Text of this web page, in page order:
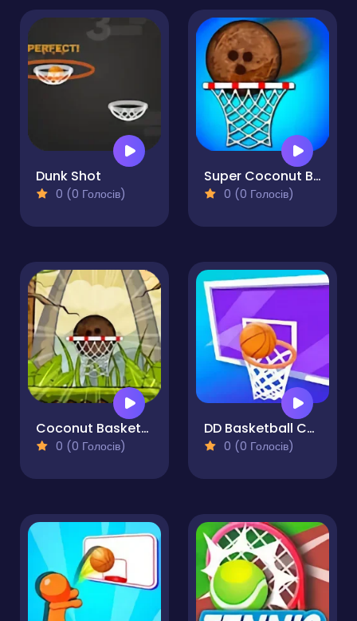
Dunk Shot
0 (0 Голосів)
Super Coconut Basket
0 (0 Голосів)
Coconut Basketball
0 (0 Голосів)
DD Basketball Challenge
0 (0 Голосів)